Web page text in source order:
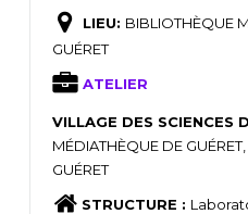
LIEU: BIBLIOTHÈQUE
GUÉRET
ATELIER
VILLAGE DES SCIENCES
MÉDIATHÈQUE DE
GUÉRET
STRUCTURE :